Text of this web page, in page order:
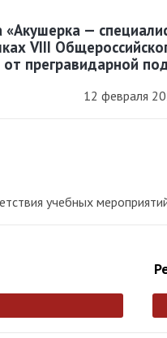
—
VIII
прегравидарной
12 февраля
учебных